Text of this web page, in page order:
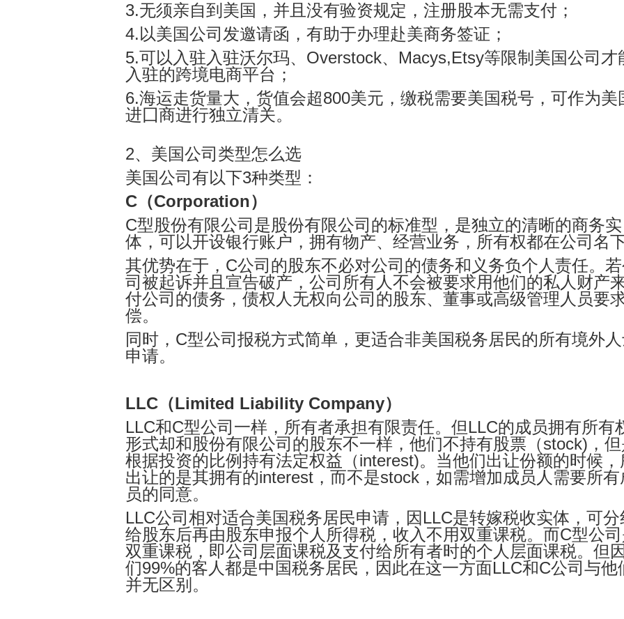
3.无须亲自到美国，并且没有验资规定，注册股本无需支付；
4.以美国公司发邀请函，有助于办理赴美商务签证；
5.可以入驻入驻沃尔玛、Overstock、Macys,Etsy等限制美国公司才
入驻的跨境电商平台；
6.海运走货量大，货值会超800美元，缴税需要美国税号，可作为美
进囗商进行独立清关。
2、 美国公司类型怎么选
美国公司有以下3种类型：
C（Corporation）
C型股份有限公司是股份有限公司的标准型，是独立的清晰的商务实
体，可以开设银行账户，拥有物产、经营业务，所有权都在公司名下
其优势在于， C公司的股东不必对公司的债务和义务负个人责任。
司被起诉并且宣告破产，公司所有人不会被要求用他们的私人财产
付公司的债务，债权人无权向公司的股东、董事或高级管理人员要
偿。
同时，C型公司报税方式简单， 更适合非美国税务居民的所有境外
申请。
LLC（Limited Liability Company）
LLC和C型公司一样，所有者承担有限责任。但LLC的成员拥有所有
形式却和股份有限公司的股东不一样，他们不持有股票（stock)，但
根据投资的比例持有法定权益（interest)。 当他们出让份额的时候，
出让的是其拥有的interest，而不是stock，如需增加成员人需要所有
员的同意。
LLC公司相对适合美国税务居民申请， 因LLC是转嫁税收实体，可分
给股东后再由股东申报个人所得税，收入不用双重课税。而C型公
双重课税，即公司层面课税及支付给所有者时的个人层面课税。但
们99%的客人都是中国税务居民，因此在这一方面LLC和C公司与他
并无区别。